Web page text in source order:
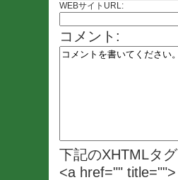
WEBサイトURL:
コメント:
下記のXHTMLタ
<a href=""